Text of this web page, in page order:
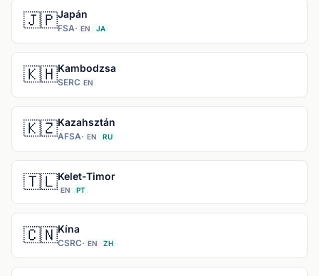
🇯🇵Japán
FSA· EN JA
🇰🇭Kambodzsa
SERC EN
🇰🇿Kazahsztán
AFSA· EN RU
🇹🇱Kelet-Timor
EN PT
🇨🇳Kína
CSRC· EN ZH